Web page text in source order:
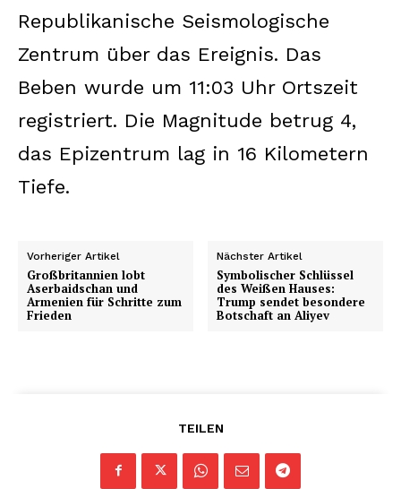
Republikanische Seismologische
Zentrum über das Ereignis. Das
Beben wurde um 11:03 Uhr Ortszeit
registriert. Die Magnitude betrug 4,
das Epizentrum lag in 16 Kilometern
Tiefe.
Vorheriger Artikel
Großbritannien lobt
Aserbaidschan und
Armenien für Schritte zum
Frieden
Nächster Artikel
Symbolischer Schlüssel
des Weißen Hauses:
Trump sendet besondere
Botschaft an Aliyev
TEILEN